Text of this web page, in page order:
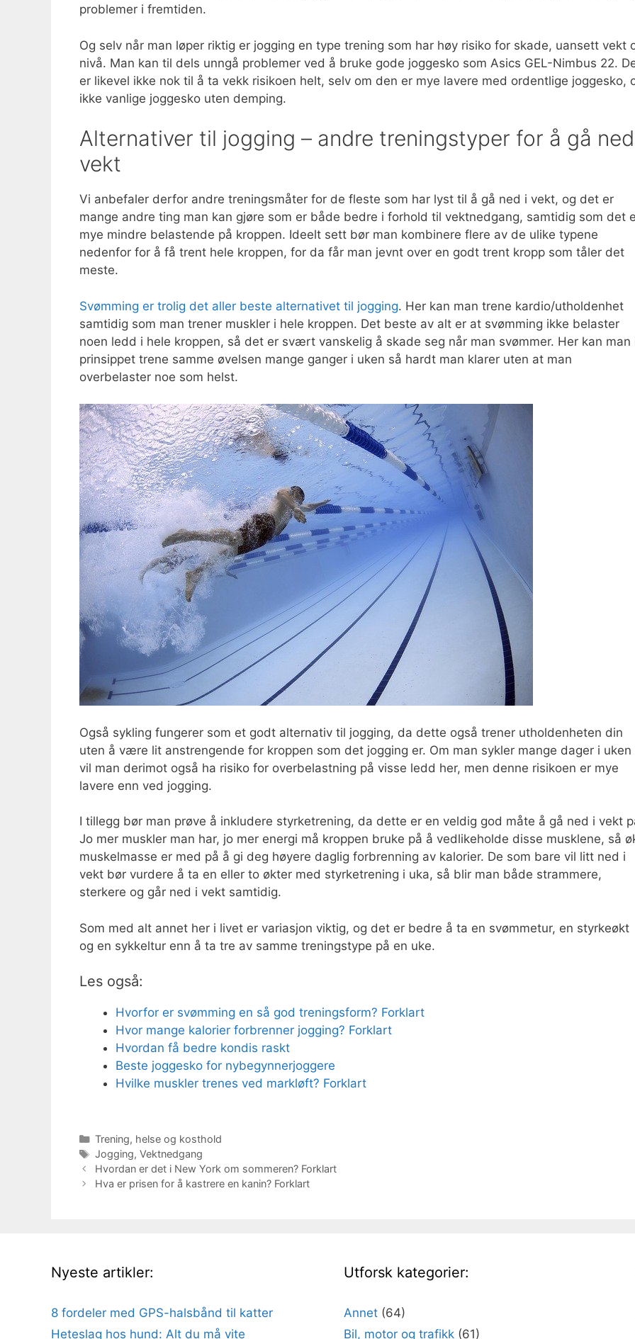
problemer i fremtiden.
Og selv når man løper riktig er jogging en type trening som har høy risiko for skade, uansett vekt
nivå. Man kan til dels unngå problemer ved å bruke gode joggesko som Asics GEL-Nimbus 22.
er likevel ikke nok til å ta vekk risikoen helt, selv om den er mye lavere med ordentlige joggesko,
ikke vanlige joggesko uten demping.
Alternativer til jogging – andre treningstyper for å gå
vekt
Vi anbefaler derfor andre treningsmåter for de fleste som har lyst til å gå ned i vekt, og det er
mange andre ting man kan gjøre som er både bedre i forhold til vektnedgang, samtidig som det
mye mindre belastende på kroppen. Ideelt sett bør man kombinere flere av de ulike typene
nedenfor for å få trent hele kroppen, for da får man jevnt over en godt trent kropp som tåler det
meste.
Svømming er trolig det aller beste alternativet til jogging. Her kan man trene kardio/utholdenhet
samtidig som man trener muskler i hele kroppen. Det beste av alt er at svømming ikke belaster
noen ledd i hele kroppen, så det er svært vanskelig å skade seg når man svømmer. Her kan man
prinsippet trene samme øvelsen mange ganger i uken så hardt man klarer uten at man
overbelaster noe som helst.
Også sykling fungerer som et godt alternativ til jogging, da dette også trener utholdenheten din
uten å være lit anstrengende for kroppen som det jogging er. Om man sykler mange dager i uken
vil man derimot også ha risiko for overbelastning på visse ledd her, men denne risikoen er mye
lavere enn ved jogging.
I tillegg bør man prøve å inkludere styrketrening, da dette er en veldig god måte å gå ned i vekt
Jo mer muskler man har, jo mer energi må kroppen bruke på å vedlikeholde disse musklene, så
muskelmasse er med på å gi deg høyere daglig forbrenning av kalorier. De som bare vil litt ned i
vekt bør vurdere å ta en eller to økter med styrketrening i uka, så blir man både strammere,
sterkere og går ned i vekt samtidig.
Som med alt annet her i livet er variasjon viktig, og det er bedre å ta en svømmetur, en styrkeøkt
og en sykkeltur enn å ta tre av samme treningstype på en uke.
Les også:
Hvorfor er svømming en så god treningsform? Forklart
Hvor mange kalorier forbrenner jogging? Forklart
Hvordan få bedre kondis raskt
Beste joggesko for nybegynnerjoggere
Hvilke muskler trenes ved markløft? Forklart
Kategorier
Trening, helse og kosthold
Stikkord
Jogging, Vektnedgang
Hvordan er det i New York om sommeren? Forklart
Hva er prisen for å kastrere en kanin? Forklart
Nyeste artikler:
8 fordeler med GPS-halsbånd til katter
Heteslag hos hund: Alt du må vite
Utforsk kategorier:
Annet (64)
Bil, motor og trafikk (61)